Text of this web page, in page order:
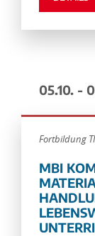
05.10. -
Fortbildung
MBI